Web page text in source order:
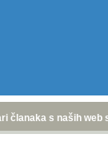
članaka s naših web